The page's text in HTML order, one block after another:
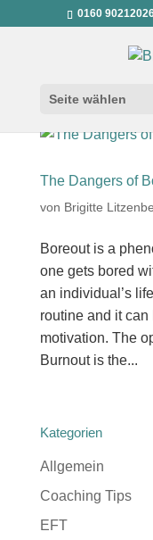
0160
Seite wählen
The Dangers of
von Brigitte
Boreout is a
one gets bored
an individual’s
routine and it
motivation. The
Burnout is the...
Kategorien
Allgemein
Coaching Tips
EFT